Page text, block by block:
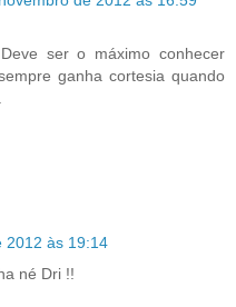
ser o máximo conhecer
ganha cortesia quando
2012 às 19:14
né Dri !!